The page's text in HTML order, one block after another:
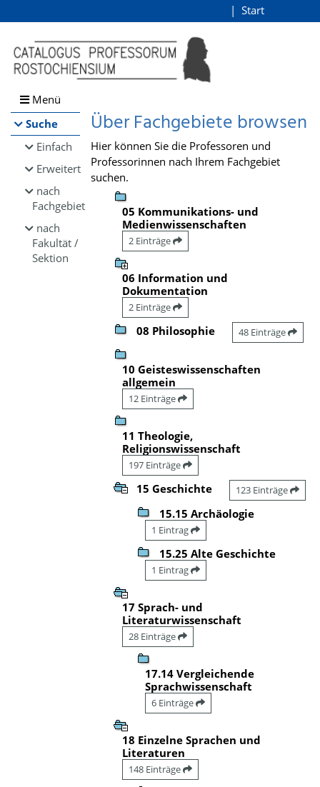
Browsen
direkt zum Inhalt
Start
Menü
Suche
Einfach
Erweitert
nach
Fachgebiet
nach
Fakultät /
Sektion
Über Fachgebiete browsen
Hier können Sie die Professoren und
Professorinnen nach Ihrem Fachgebiet
suchen.
05 Kommunikations- und
Medienwissenschaften
2 Einträge
06 Information und
Dokumentation
2 Einträge
08 Philosophie 48 Einträge
10 Geisteswissenschaften
allgemein
12 Einträge
11 Theologie,
Religionswissenschaft
197 Einträge
15 Geschichte 123 Einträge
15.15 Archäologie
1 Eintrag
15.25 Alte Geschichte
1 Eintrag
17 Sprach- und
Literaturwissenschaft
28 Einträge
17.14 Vergleichende
Sprachwissenschaft
6 Einträge
18 Einzelne Sprachen und
Literaturen
148 Einträge